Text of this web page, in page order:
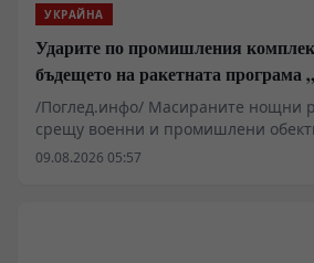
УКРАЙНА
Ударите по промишления
бъдещето на ракетната програма
/Поглед.инфо/ Масираните нощни
срещу военни и промишлени
пореден път повдигат ключовия
09.08.2026 05:57